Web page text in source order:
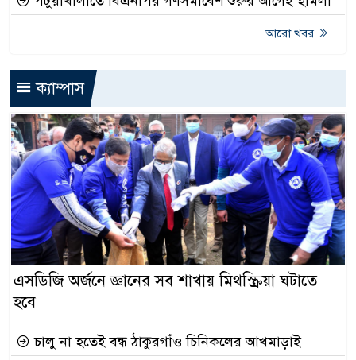
আরো খবর
ক্যাম্পাস
এসডিজি অর্জনে জ্ঞানের সব শাখায় মিথস্ক্রিয়া ঘটাতে
হবে
চালু না হতেই বন্ধ ঠাকুরগাঁও চিনিকলের আখমাড়াই